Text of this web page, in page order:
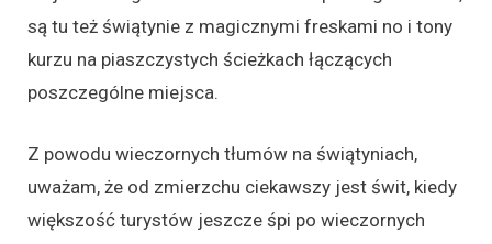
są tu też świątynie z magicznymi freskami no i tony
kurzu na piaszczystych ścieżkach łączących
poszczególne miejsca.
Z powodu wieczornych tłumów na świątyniach,
uważam, że od zmierzchu ciekawszy jest świt, kiedy
większość turystów jeszcze śpi po wieczornych